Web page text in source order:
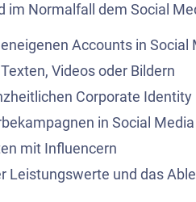
im Normalfall dem Social
Accounts in Social
Videos oder Bildern
Corporate Identity
in Social Media
mit Influencern
Leistungswerte und das